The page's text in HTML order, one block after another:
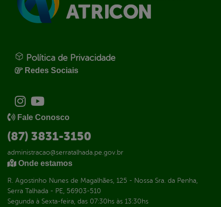
Política de Privacidade
Redes Sociais
Fale Conosco
(87) 3831-3150
administracao@serratalhada.pe.gov.br
Onde estamos
R. Agostinho Nunes de Magalhães, 125 - Nossa Sra. da Penha,
Serra Talhada - PE, 56903-510
Segunda à Sexta-feira, das 07:30hs às 13:30hs